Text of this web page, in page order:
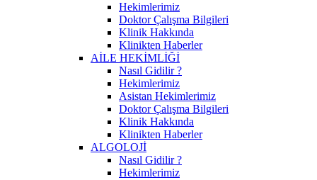
Hekimlerimiz
Doktor Çalışma Bilgileri
Klinik Hakkında
Klinikten Haberler
AİLE HEKİMLİĞİ
Nasıl Gidilir ?
Hekimlerimiz
Asistan Hekimlerimiz
Doktor Çalışma Bilgileri
Klinik Hakkında
Klinikten Haberler
ALGOLOJİ
Nasıl Gidilir ?
Hekimlerimiz